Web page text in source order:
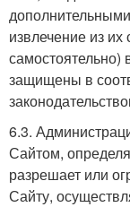
извлечение из
самостоятельно)
защищены в
6.3.
Сайтом,
разрешает или
Сайту,